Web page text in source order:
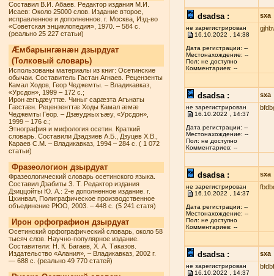
Составил В.И. Абаев. Редактор издания М.И.
Исаев: Около 25000 слов. Издание второе,
исправленное и дополненное. г. Москва, Изд-во
«Советская энциклопедия», 1970. – 584 с.
(реально 25 227 статьи)
Æмбарынгæнæн дзырдуат
(Толковый словарь)
Использованы материалы из книг: Осетинские
обычаи. Составитель Гастан Агнаев. Рецензенты
Камал Ходов, Геор Чеджемты. – Владикавказ,
«Урсдон», 1999 – 172 с.;
Ирон æгъдæуттæ. Чиныг сарæзта Агънаты
Гæстæн. Рецензенттæ Ходы Камал æмæ
Чеджемты Геор. – Дзæуджыхъæу, «Урсдон»,
1999 – 176 с.;
Этнография и мифология осетин. Краткий
словарь. Составили Дзадзиев А.Б., Дзуцев Х.В.,
Караев С.М. – Владикавказ, 1994 – 284 с. ( 1 072
статьи)
Фразеологион дзырдуат
Фразеологический словарь осетинского языка.
Составил Дзабиты З. Т. Редактор издания
Дзиццойты Ю. А.: 2-е дополненное издание. г.
Цхинвал, Полиграфическое производственное
объединение РЮО, 2003. – 448 с. (5 241 статя)
Ирон орфографион дзырдуат
Осетинский орфографический словарь, около 58
тысяч слов. Научно-популярное издание.
Составители: Н. К. Багаев, Х. А. Таказов.
Издательство «Алания», – Владикавказ, 2002 г.
— 688 с. (реально 49 770 статей)
dsadsa : sxa
не зарегистрирован
16.10.2022 , 14:38
Дата регистрации: --
Местонахождение: --
Пол: не доступно
Комментариев: --
dsadsa : sxa
не зарегистрирован
16.10.2022 , 14:37
Дата регистрации: --
Местонахождение: --
Пол: не доступно
Комментариев: --
dsadsa : sxa
не зарегистрирован
16.10.2022 , 14:37
Дата регистрации: --
Местонахождение: --
Пол: не доступно
Комментариев: --
dsadsa : sxa
не зарегистрирован
16.10.2022 , 14:37
bfdbf